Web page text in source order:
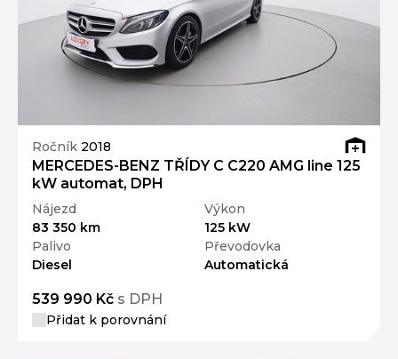
Ročník 2018
MERCEDES-BENZ TŘÍDY C C220 AMG line 125
kW automat, DPH
Nájezd
83 350 km
Výkon
125 kW
Palivo
Diesel
Převodovka
Automatická
539 990 Kč s DPH
Přidat k porovnání